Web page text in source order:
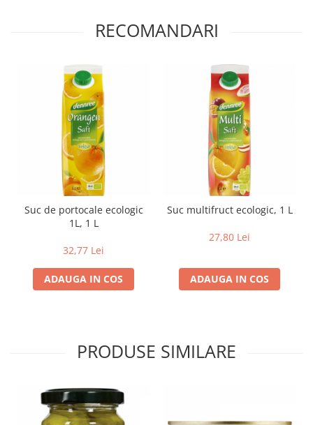
Sosuri bio din tomate
Lapte bio si bauturi vegetale
Sucuri din fructe si legume bio
Superalimente
Pudre proteice bio
Superalimente bio
Uleiuri, grasimi si otet
Grasimi bio
Ulei de masline bio
Uleiuri esentiale alimentare bio
RECOMANDARI
Suc de portocale ecologic
1L, 1 L
32,77 Lei
ADAUGA IN COS
Suc multifruct ecologic, 1 L
27,80 Lei
ADAUGA IN COS
PRODUSE SIMILARE